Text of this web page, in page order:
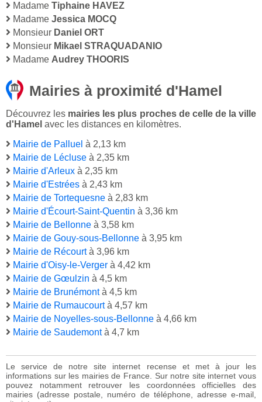
Madame Tiphaine HAVEZ
Madame Jessica MOCQ
Monsieur Daniel ORT
Monsieur Mikael STRAQUADANIO
Madame Audrey THOORIS
Mairies à proximité d'Hamel
Découvrez les mairies les plus proches de celle de la ville
d'Hamel avec les distances en kilomètres.
Mairie de Palluel à 2,13 km
Mairie de Lécluse à 2,35 km
Mairie d'Arleux à 2,35 km
Mairie d'Estrées à 2,43 km
Mairie de Tortequesne à 2,83 km
Mairie d'Écourt-Saint-Quentin à 3,36 km
Mairie de Bellonne à 3,58 km
Mairie de Gouy-sous-Bellonne à 3,95 km
Mairie de Récourtà 3,96 km
Mairie d'Oisy-le-Verger à 4,42 km
Mairie de Gœulzin à 4,5 km
Mairie de Brunémontà 4,5 km
Mairie de Rumaucourtà 4,57 km
Mairie de Noyelles-sous-Bellonne à 4,66 km
Mairie de Saudemontà 4,7 km
Le service de notre site internet recense et met à jour les
informations sur les mairies de France. Sur notre site internet vous
pouvez notamment retrouver les coordonnées officielles des
mairies (adresse postale, numéro de téléphone, adresse e-mail,